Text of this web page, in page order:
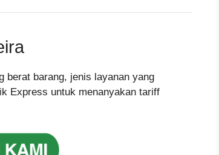
berat barang, jenis layanan yang
Express untuk menanyakan tariff